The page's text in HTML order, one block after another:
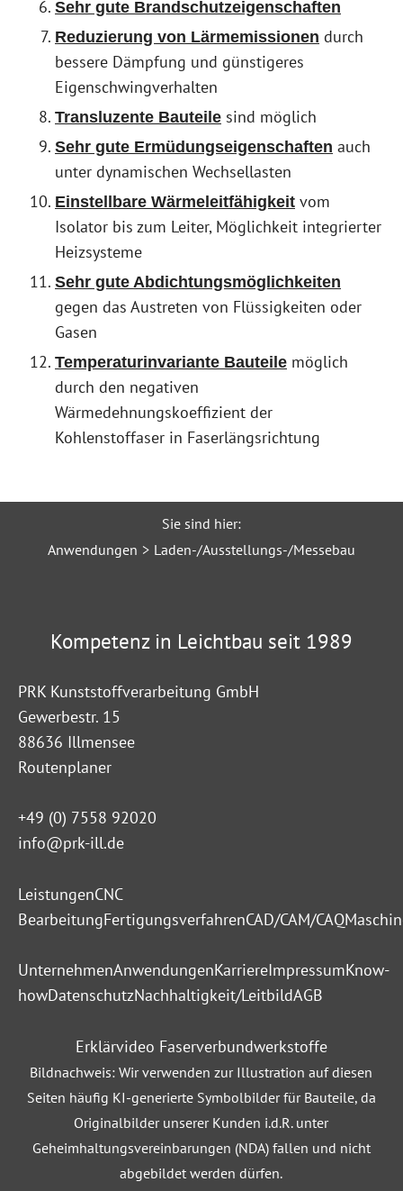
Sehr gute Brandschutzeigenschaften
Reduzierung von Lärmemissionen durch
bessere Dämpfung und günstigeres
Eigenschwingverhalten
Transluzente Bauteile sind möglich
Sehr gute Ermüdungseigenschaften auch
unter dynamischen Wechsellasten
Einstellbare Wärmeleitfähigkeit vom
Isolator bis zum Leiter, Möglichkeit integrierter
Heizsysteme
Sehr gute Abdichtungsmöglichkeiten
gegen das Austreten von Flüssigkeiten oder
Gasen
Temperaturinvariante Bauteile möglich
durch den negativen
Wärmedehnungskoeffizient der
Kohlenstoffaser in Faserlängsrichtung
Sie sind hier:
Anwendungen
Laden-/Ausstellungs-/Messebau
Kompetenz in Leichtbau seit 1989
PRK Kunststoffverarbeitung GmbH
Gewerbestr. 15
88636 Illmensee
Routenplaner
+49 (0) 7558 92020
info@prk-ill.de
LeistungenCNC
BearbeitungFertigungsverfahrenCAD/CAM/CAQ
UnternehmenAnwendungenKarriereImpressumKnow-
howDatenschutzNachhaltigkeit/LeitbildAGB
Erklärvideo Faserverbundwerkstoffe
Bildnachweis: Wir verwenden zur Illustration auf diesen
Seiten häufig KI-generierte Symbolbilder für Bauteile, da
Originalbilder unserer Kunden i.d.R. unter
Geheimhaltungsvereinbarungen (NDA) fallen und nicht
abgebildet werden dürfen.